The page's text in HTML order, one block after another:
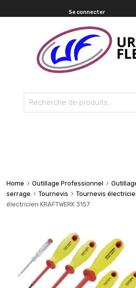
Se connecter
Home Outillage Professionnel
serrage
Tournevis Tournevis
électricien KRAFTWERK 3157